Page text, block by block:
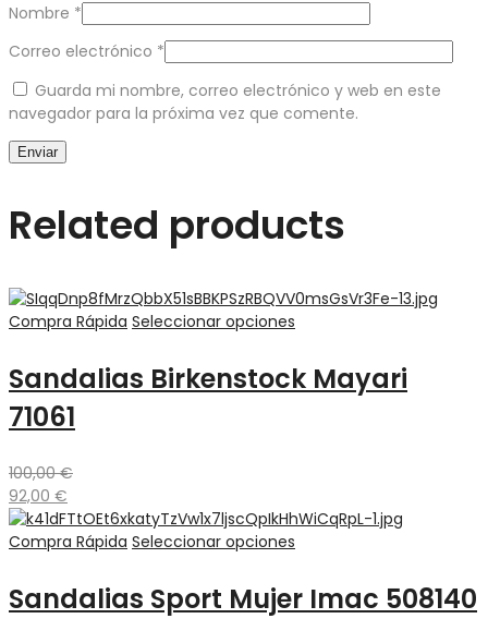
Nombre *
Correo electrónico *
Guarda mi nombre, correo electrónico y web en este
navegador para la próxima vez que comente.
Related products
Compra Rápida Seleccionar opciones
Sandalias Birkenstock Mayari
71061
100,00€
92,00 €
Compra Rápida Seleccionar opciones
Sandalias Sport Mujer Imac 508140